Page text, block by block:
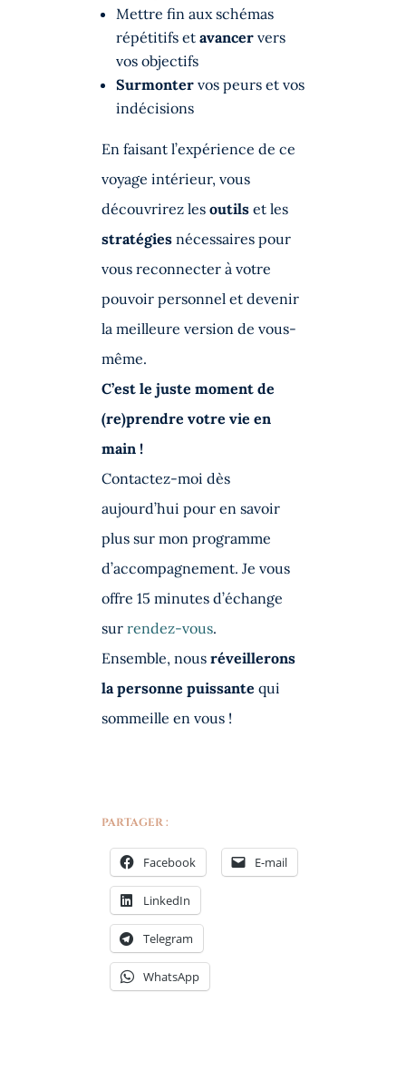
Mettre fin aux schémas
répétitifs et avancer vers
vos objectifs
Surmonter vos peurs et vos
indécisions
En faisant l’expérience de ce
voyage intérieur, vous
découvrirez les outils et les
stratégies nécessaires pour
vous reconnecter à votre
pouvoir personnel et devenir
la meilleure version de vous-
même.
C’est le juste moment de
(re)prendre votre vie en
main !
Contactez-moi dès
aujourd’hui pour en savoir
plus sur mon programme
d’accompagnement. Je vous
offre 15 minutes d’échange
sur rendez-vous.
Ensemble, nous réveillerons
la personne puissante qui
sommeille en vous !
PARTAGER :
Facebook E-mail
LinkedIn
Telegram
WhatsApp